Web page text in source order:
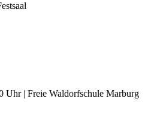
Uhr | Freie Waldorfschule Marburg